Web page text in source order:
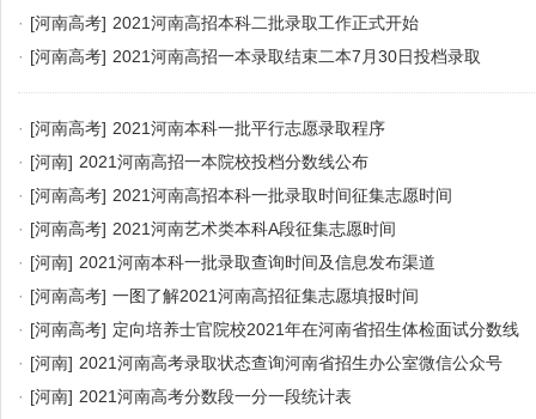
· [河南高考] 2021河南高招本科二批录取工作正式开始
· [河南高考] 2021河南高招一本录取结束二本7月30日投档录取
· [河南高考] 2021河南本科一批平行志愿录取程序
· [河南] 2021河南高招一本院校投档分数线公布
· [河南高考] 2021河南高招本科一批录取时间征集志愿时间
· [河南高考] 2021河南艺术类本科A段征集志愿时间
· [河南] 2021河南本科一批录取查询时间及信息发布渠道
· [河南高考] 一图了解2021河南高招征集志愿填报时间
· [河南高考] 定向培养士官院校2021年在河南省招生体检面试分数线
· [河南] 2021河南高考录取状态查询河南省招生办公室微信公众号
· [河南] 2021河南高考分数段一分一段统计表